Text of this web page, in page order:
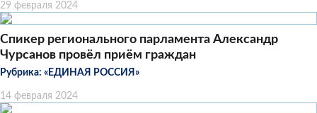
29 февраля 2024
Спикер регионального парламента Александр
Чурсанов провёл приём граждан
Рубрика: «ЕДИНАЯ РОССИЯ»
14 февраля 2024